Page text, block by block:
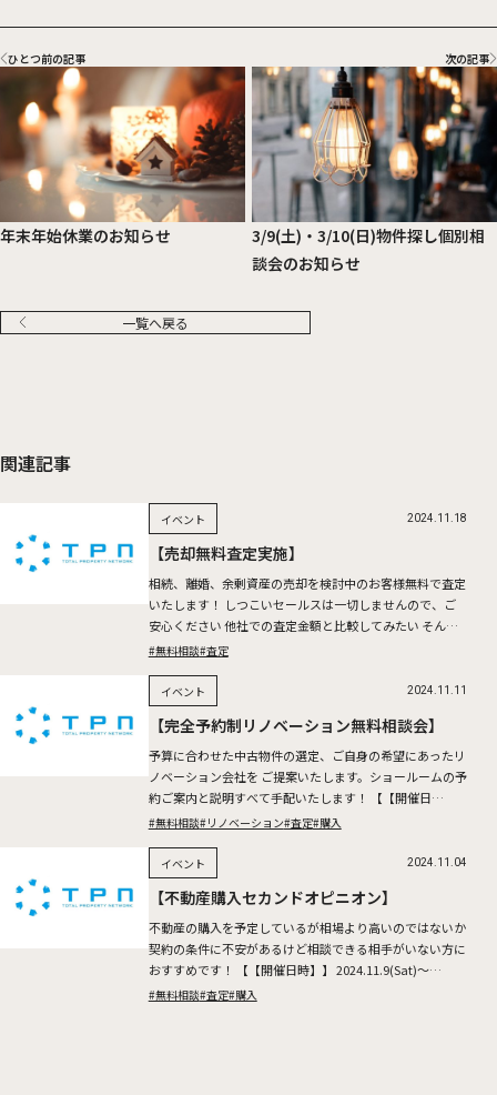
ひとつ前の記事
年末年始休業のお知らせ
一覧へ戻る
次の記事
3/9(土)・3/10(日)物件探し個別相
談会のお知らせ
関連記事
【売却無料査定実施】
相続、離婚、余剰資産の売却を検討中のお客様無料で査定
いたします！ しつこいセールスは一切しませんので、ご
安心ください 他社での査定金額と比較してみたい そんな
お客様も是非お問い合わせください。 2024.11.23(Sa […]
#無料相談#査定
イベント 2024.11.18
【完全予約制リノベーション無料相談会】
予算に合わせた中古物件の選定、ご自身の希望にあったリ
ノベーション会社を ご提案いたします。ショールームの予
約ご案内と説明すべて手配いたします！ 【【開催日
時】】 2024.11.16(Sat)～17(Sun) ※所要時間 […]
#無料相談#リノベーション#査定#購入
イベント 2024.11.11
【不動産購入セカンドオピニオン】
不動産の購入を予定しているが相場より高いのではないか
契約の条件に不安があるけど相談できる相手がいない方に
おすすめです！ 【【開催日時】】 2024.11.9(Sat)～
10(Sun) ※所要時間：1時間半～2時間を予定 […]
#無料相談#査定#購入
イベント 2024.11.04